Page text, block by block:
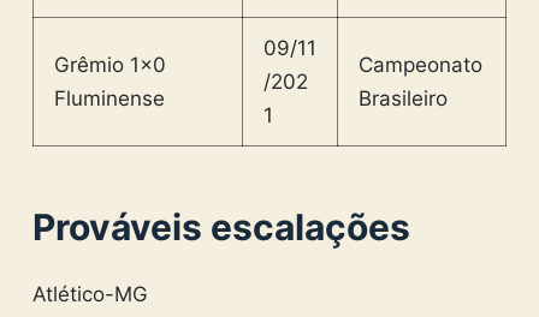
Grêmio 1×0
Fluminense
09/11
/202
1
Campeonato
Brasileiro
Prováveis escalações
Atlético-MG